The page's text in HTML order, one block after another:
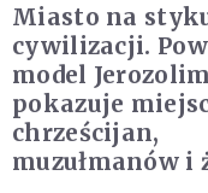
Miasto na
cywilizacji.
model
pokazuje
chrześcijan,
muzułmanów i